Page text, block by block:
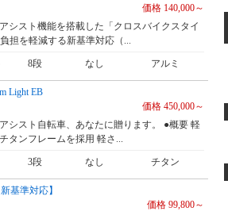
価格 140,000～
シスト機能を搭載した「クロスバイクスタイ
担を軽減する新基準対応（...
8段 なし アルミ
Light EB
価格 450,000～
シスト自転車、あなたに贈ります。 ●概要 軽
タンフレームを採用 軽さ...
3段 なし チタン
基準対応】
価格 99,800～